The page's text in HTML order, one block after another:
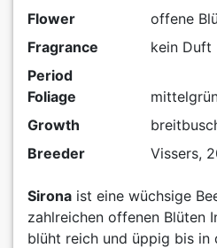
Flower
offene
Fragrance
kein Duft
Period
Foliage
Growth
Breeder
Vissers,
Sirona ist eine wüchsige
zahlreichen offenen Blüten
blüht reich und üppig bis in